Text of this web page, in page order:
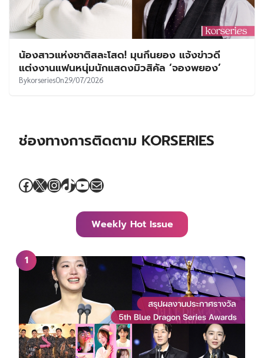
น้องสาวแห่งชาติสละโสด! มุนกึนยอง แจ้งข่าวดี
แต่งงานแฟนหนุ่มนักแสดงมิวสิคัล ‘จองพยอง’
BykorseriesOn29/07/2026
ช่องทางการติดตาม KORSERIES
Facebook
X Instagram
TikTok
YouTube
Mail
Weekly Hot Issue